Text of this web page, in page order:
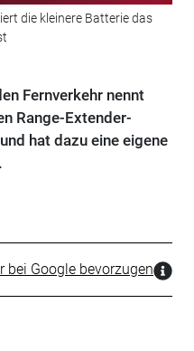
die kleinere Batterie das
Fernverkehr nennt
Range-Extender-
hat dazu eine eigene
bei Google bevorzugen